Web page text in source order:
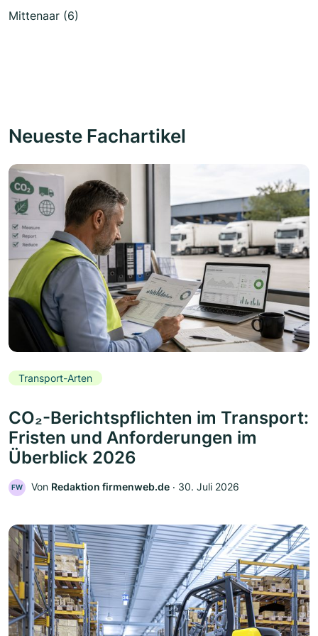
Mittenaar (6)
Neueste Fachartikel
Transport-Arten
CO₂-Berichtspflichten im Transport:
Fristen und Anforderungen im
Überblick 2026
FW Von Redaktion firmenweb.de ‧ 30. Juli 2026